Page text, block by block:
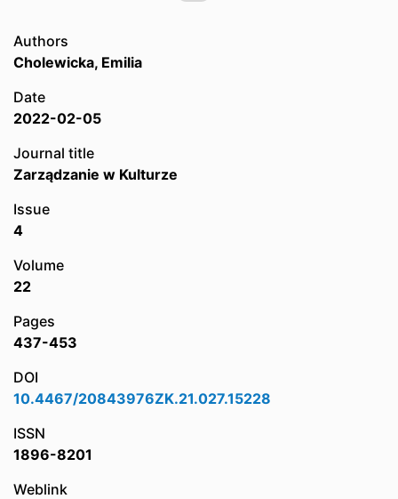
Authors
Cholewicka, Emilia
Date
2022-02-05
Journal title
Zarządzanie w Kulturze
Issue
4
Volume
22
Pages
437-453
DOI
10.4467/20843976ZK.21.027.15228
ISSN
1896-8201
Weblink